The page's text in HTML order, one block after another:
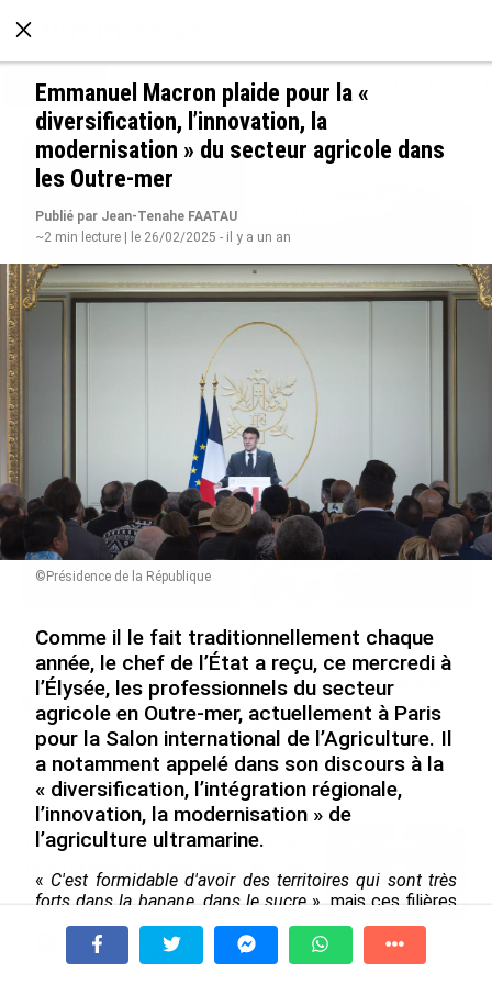
À LA UNE POLITIQUE ECONOMIE
Après 5 ans à la SARA aux Antilles, Olivier
Cotta prend la direction générale de la Société
Réunionnaise des Produits Pétroliers
En juin 2026, les prix à la
consommation diminuent à
La Réunion et augmentent à
Mayotte (Insee)
le 04/08/2026
INTERVIEW. À Wallis-et-
Futuna, un tourisme
authentique et durable en
plein essor : « L’ambition
2030 c’est autant de
touristes que d’habitants »
le 04/08/2026
Prix à la consommation en juin 2026 :
Guyane...
le 03/08/2026
Hôpitaux des Outre-mer (6/10). En
À la une Tv Radio A Propos
Emmanuel Macron plaide pour la «
diversification, l’innovation, la
modernisation » du secteur agricole dans
les Outre-mer
Publié par Jean-Tenahe FAATAU
~2 min lecture | le 26/02/2025 - il y a un an
©Présidence de la République
Comme il le fait traditionnellement chaque
année, le chef de l’État a reçu, ce mercredi à
l’Élysée, les professionnels du secteur
agricole en Outre-mer, actuellement à Paris
pour la Salon international de l’Agriculture. Il
a notamment appelé dans son discours à la
« diversification, l’intégration régionale,
l’innovation, la modernisation » de
l’agriculture ultramarine.
« C'est formidable d'avoir des territoires qui sont très
forts dans la banane, dans le sucre », mais ces filières
beaucoup trop fortes» n'ont «pas permis de
développer toute la diversification nécessaire
». «
des territoires qui importent les trois quarts de leur